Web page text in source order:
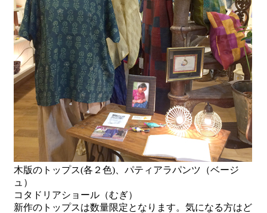
木版のトップス(各２色)、パティアラパンツ（ベージ
ュ）
コタドリアショール（むぎ）
新作のトップスは数量限定となります。気になる方はど